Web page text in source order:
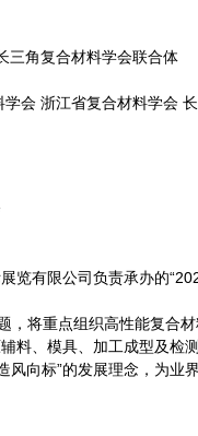
三角复合材料学会联合体
会 浙江省复合材料学会
览有限公司负责承办的
，将重点组织高性能复
料、模具、加工成型及
风向标”的发展理念，为